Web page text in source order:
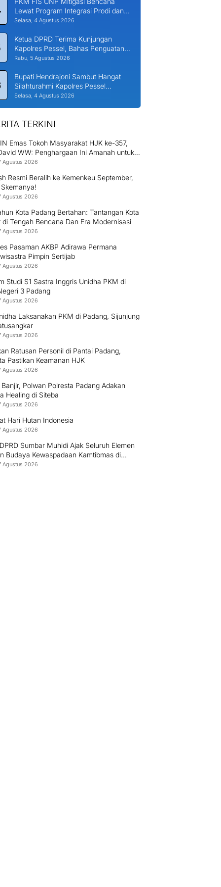
Lewat Program Integrasi Prodi dan
Nagari di Padang Laweh Malalo
Selasa, 4 Agustus 2026
Ketua DPRD Terima Kunjungan
Kapolres Pessel, Bahas Penguatan
Kerjasama Hankamtibmas
Rabu, 5 Agustus 2026
Bupati Hendrajoni Sambut Hangat
Silahturahmi Kapolres Pessel
Bersama PJU
Selasa, 4 Agustus 2026
TERKINI
Emas Tokoh Masyarakat HJK ke-357,
WW: Penghargaan Ini Amanah untuk
kepada Warga Padang
Agustus 2026
Resmi Beralih ke Kemenkeu September,
Agustus 2026
Kota Padang Bertahan: Tantangan Kota
di Tengah Bencana Dan Era Modernisasi
Agustus 2026
Pasaman AKBP Adirawa Permana
Pimpin Sertijab
Agustus 2026
Studi S1 Sastra Inggris Unidha PKM di
3 Padang
Agustus 2026
Laksanakan PKM di Padang, Sijunjung
Agustus 2026
Ratusan Personil di Pantai Padang,
Pastikan Keamanan HJK
Agustus 2026
Polwan Polresta Padang Adakan
Healing di Siteba
Agustus 2026
Hari Hutan Indonesia
Agustus 2026
Sumbar Muhidi Ajak Seluruh Elemen
Budaya Kewaspadaan Kamtibmas di
Masyarakat
Agustus 2026